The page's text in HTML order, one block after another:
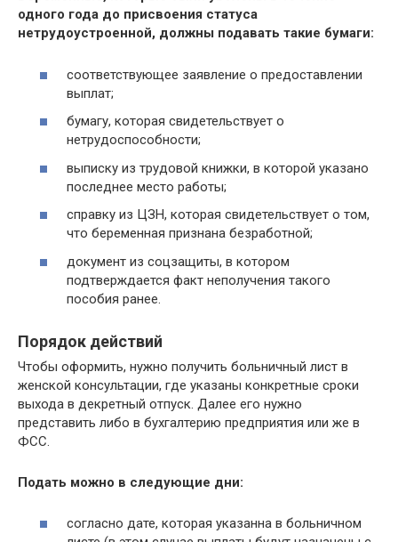
одного года до присвоения статуса
нетрудоустроенной, должны подавать такие бумаги:
соответствующее заявление о предоставлении
выплат;
бумагу, которая свидетельствует о
нетрудоспособности;
выписку из трудовой книжки, в которой указано
последнее место работы;
справку из ЦЗН, которая свидетельствует о том,
что беременная признана безработной;
документ из соцзащиты, в котором
подтверждается факт неполучения такого
пособия ранее.
Порядок действий
Чтобы оформить, нужно получить больничный лист в
женской консультации, где указаны конкретные сроки
выхода в декретный отпуск. Далее его нужно
представить либо в бухгалтерию предприятия или же в
ФСС.
Подать можно в следующие дни:
согласно дате, которая указанна в больничном